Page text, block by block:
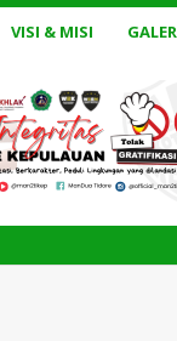
VISI & MISI